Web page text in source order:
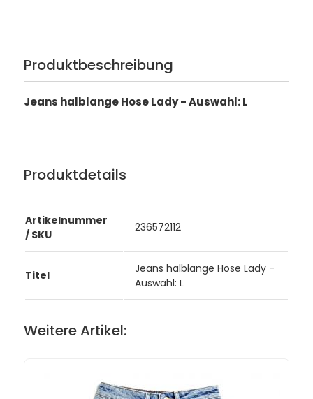
Produktbeschreibung
Jeans halblange Hose Lady - Auswahl: L
Produktdetails
Artikelnummer
/ SKU
236572112
Titel
Jeans halblange Hose Lady -
Auswahl: L
Weitere Artikel: